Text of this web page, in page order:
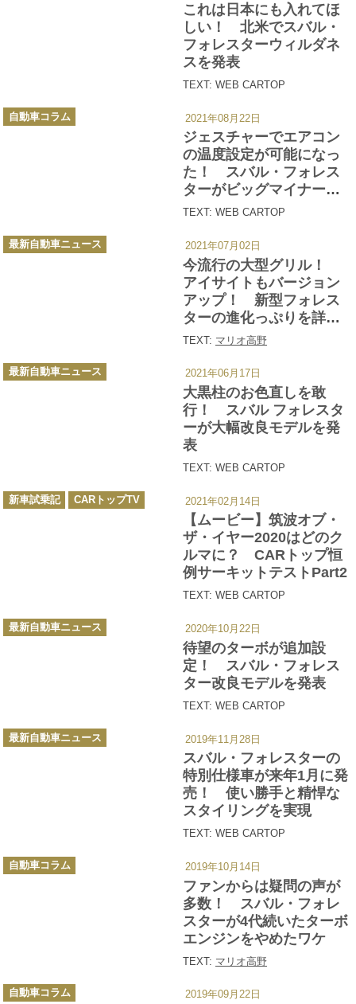
これは日本にも入れてほ
しい！ 北米でスバル・
フォレスターウィルダネ
スを発表
TEXT: WEB CARTOP
ジェスチャーでエアコン
の温度設定が可能になっ
た！ スバル・フォレス
ターがビッグマイナーチ
ェンジでイケメン度アッ
TEXT: WEB CARTOP
カ
テ
自動車コラム 2021年08月22日
今流行の大型グリル！
アイサイトもバージョン
アップ！ 新型フォレス
ターの進化っぷりを詳細
解説
TEXT: マリオ高野
カ
テ
最新自動車ニュース 2021年07月02日
大黒柱のお色直しを敢
行！ スバル フォレスタ
ーが大幅改良モデルを発
表
TEXT: WEB CARTOP
カ
テ
最新自動車ニュース 2021年06月17日
【ムービー】筑波オブ・
ザ・イヤー2020はどのク
ルマに？ CARトップ恒
例サーキットテストPart2
TEXT: WEB CARTOP
カ
テ
新車試乗記 CARトップTV 2021年02月14日
待望のターボが追加設
定！ スバル・フォレス
ター改良モデルを発表
TEXT: WEB CARTOP
カ
テ
最新自動車ニュース 2020年10月22日
スバル・フォレスターの
特別仕様車が来年1月に発
売！ 使い勝手と精悍な
スタイリングを実現
TEXT: WEB CARTOP
カ
テ
最新自動車ニュース 2019年11月28日
ファンからは疑問の声が
多数！ スバル・フォレ
スターが4代続いたターボ
エンジンをやめたワケ
TEXT: マリオ高野
カ
テ
自動車コラム 2019年10月14日
カ
テ
自動車コラム 2019年09月22日